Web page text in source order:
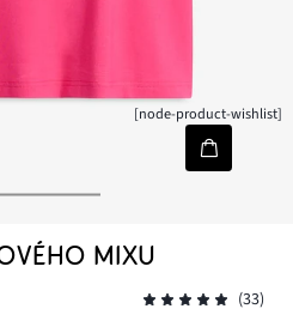
[node-product-wishlist]
MIXU
(33)